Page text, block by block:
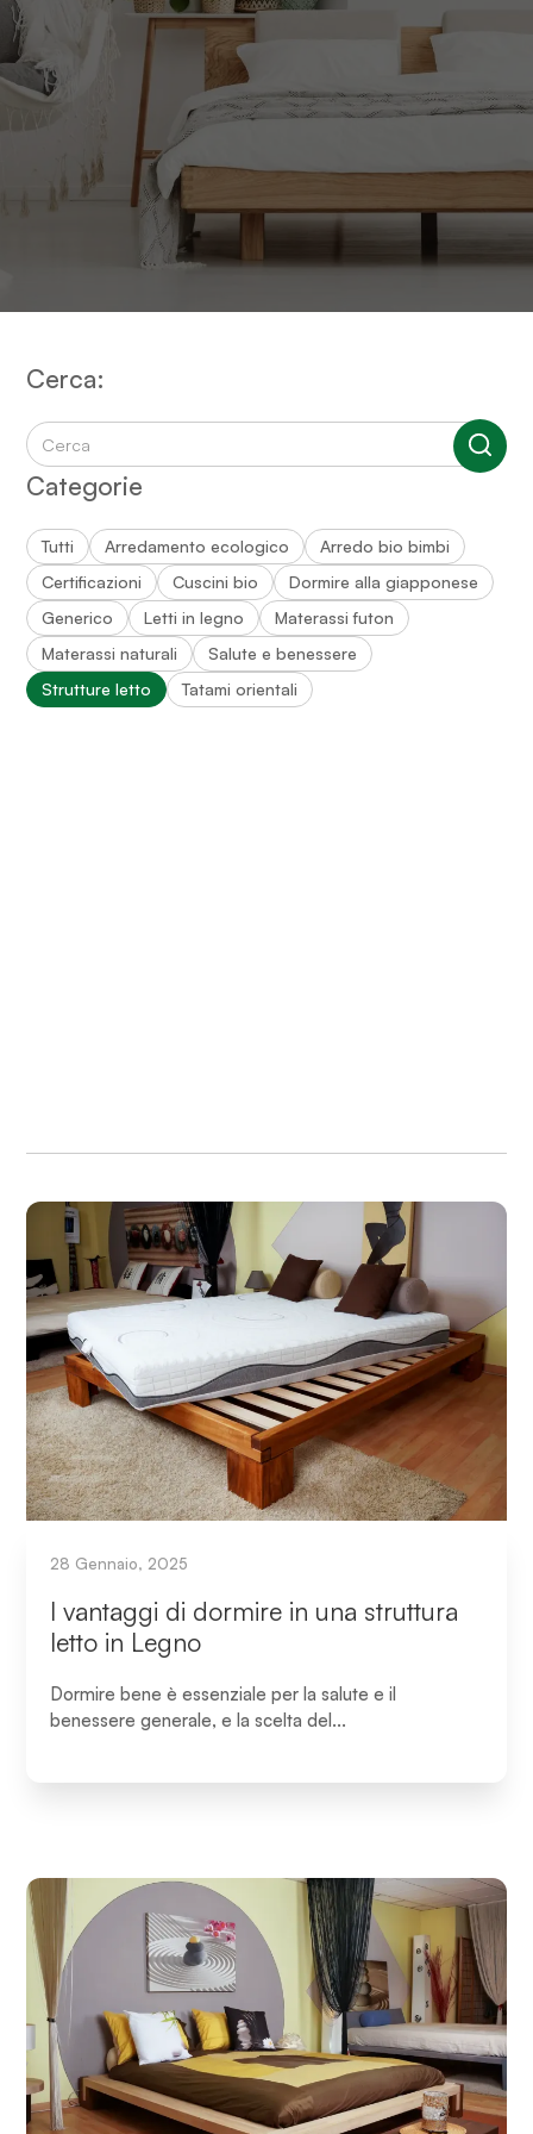
Categorie
Tutti Arredamento ecologico
Arredo bio bimbi
Certificazioni
Cuscini bio
Dormire alla giapponese
Generico
Letti in legno
Materassi futon
Materassi naturali
Salute e benessere
Strutture letto
Tatami orientali
Cerca:
Cerca:
28 Gennaio, 2025
I vantaggi di dormire in una struttura
letto in Legno
Dormire bene è essenziale per la salute e il
benessere generale, e la scelta del...